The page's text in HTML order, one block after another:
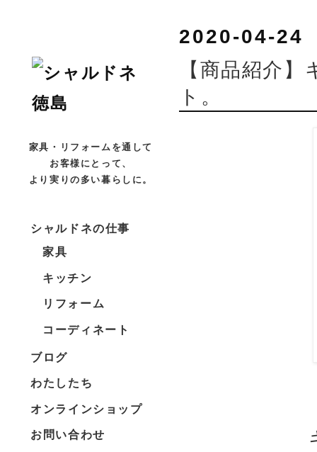
家具・リフォームを通して
お客様にとって、
より実りの多い暮らしに。
シャルドネの仕事
家具
キッチン
リフォーム
コーディネート
ブログ
わたしたち
オンラインショップ
お問い合わせ
2020-04-24
【商品紹介
ト。